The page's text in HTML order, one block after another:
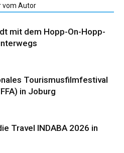
vom Autor
mit dem Hopp-On-Hopp-
Tourismusfilmfestival
in Joburg
Travel INDABA 2026 in